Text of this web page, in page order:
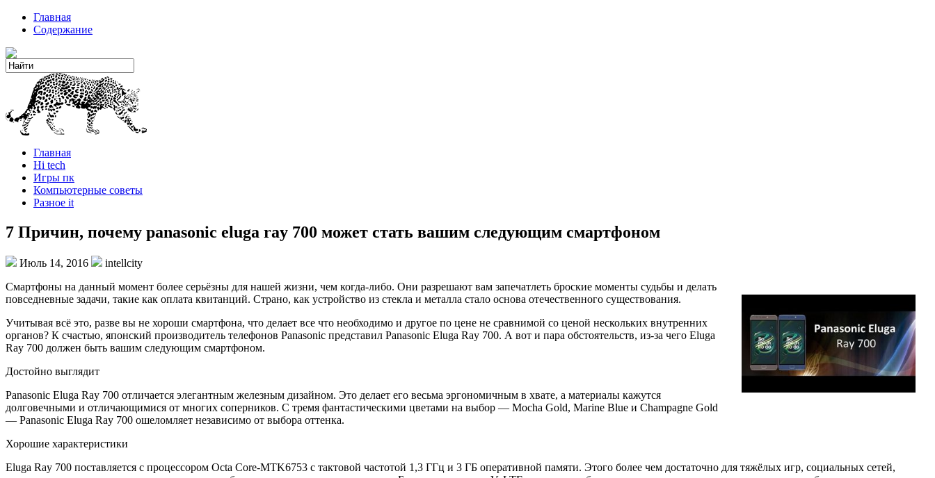
Главная
Содержание
Главная
Hi tech
Игры пк
Компьютерные советы
Разное it
7 Причин, почему panasonic eluga ray 700 может стать вашим следующим смартфоном
Июль 14, 2016
intellcity
Смартфоны на данный момент более серьёзны для нашей жизни, чем когда-либо. Они разрешают вам запечатлеть броские моменты судьбы и делать
повседневные задачи, такие как оплата квитанций. Страно, как устройство из стекла и металла стало основа отечественного существования.
Учитывая всё это, разве вы не хороши смартфона, что делает все что необходимо и другое по цене не сравнимой со ценой нескольких внутренних
органов? К счастью, японский производитель телефонов Panasonic представил Panasonic Eluga Ray 700. А вот и пара обстоятельств, из-за чего Eluga
Ray 700 должен быть вашим следующим смартфоном.
Достойно выглядит
Panasonic Eluga Ray 700 отличается элегантным железным дизайном. Это делает его весьма эргономичным в хвате, а материалы кажутся
долговечными и отличающимися от многих соперников. С тремя фантастическими цветами на выбор — Mocha Gold, Marine Blue и Champagne Gold
— Panasonic Eluga Ray 700 ошеломляет независимо от выбора оттенка.
Хорошие характеристики
Eluga Ray 700 поставляется с процессором Octa Core-MTK6753 с тактовой частотой 1,3 ГГц и 3 ГБ оперативной памяти. Этого более чем достаточно для тяжёлых игр, социальных сетей,